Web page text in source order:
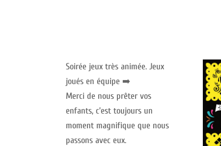
Soirée jeux très animée. Jeux
joués en équipe ➡️
Merci de nous prêter vos
enfants, c’est toujours un
moment magnifique que nous
passons avec eux.